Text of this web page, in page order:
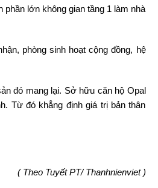
lớn không gian tầng 1 làm nhà
phòng sinh hoạt cộng đồng, hệ
đó mang lại. Sở hữu căn hộ Opal
Từ đó khẳng định giá trị bản thân
( Theo Tuyết PT/ Thanhnienviet )